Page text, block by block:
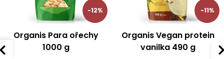
-12%
Organis Para ořechy
1000 g
-11%
Organis Vegan protein
vanilka 490 g